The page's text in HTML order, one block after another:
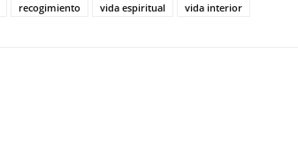
recogimiento vida espiritual vida interior